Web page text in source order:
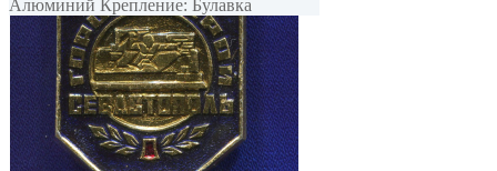
Алюминий Крепление: Булавка